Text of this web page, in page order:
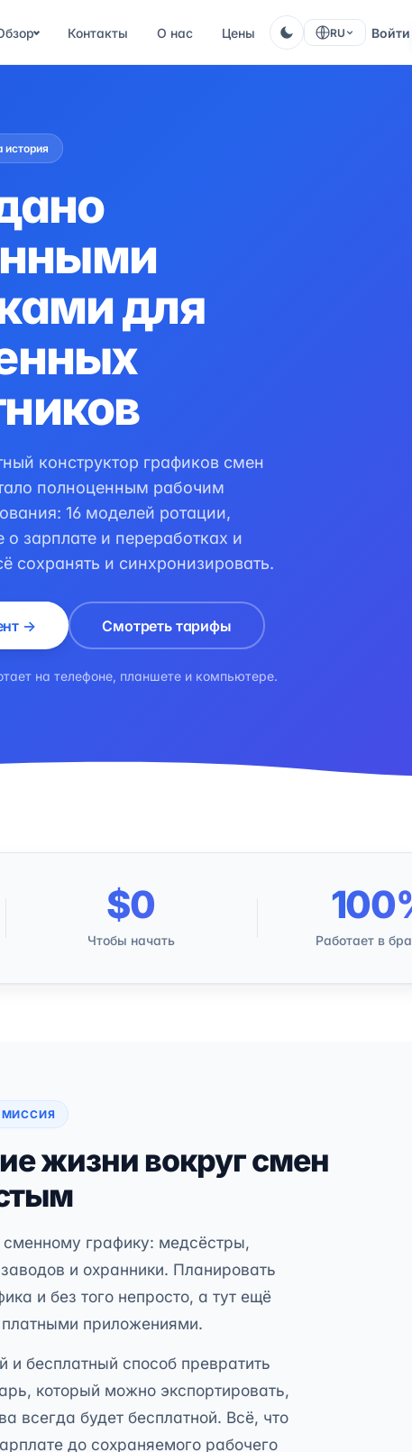
Контакты О нас Цены RU Войти
для
конструктор графиков смен
полноценным рабочим
16 моделей ротации,
зарплате и переработках и
сохранять и синхронизировать.
→ Смотреть тарифы
на телефоне, планшете и компьютере.
$0
Чтобы начать Работает в
жизни вокруг смен
графику: медсёстры,
и охранники. Планировать
и без того непросто, а тут ещё
приложениями.
бесплатный способ превратить
который можно экспортировать,
всегда будет бесплатной. Всё, что
до сохраняемого рабочего